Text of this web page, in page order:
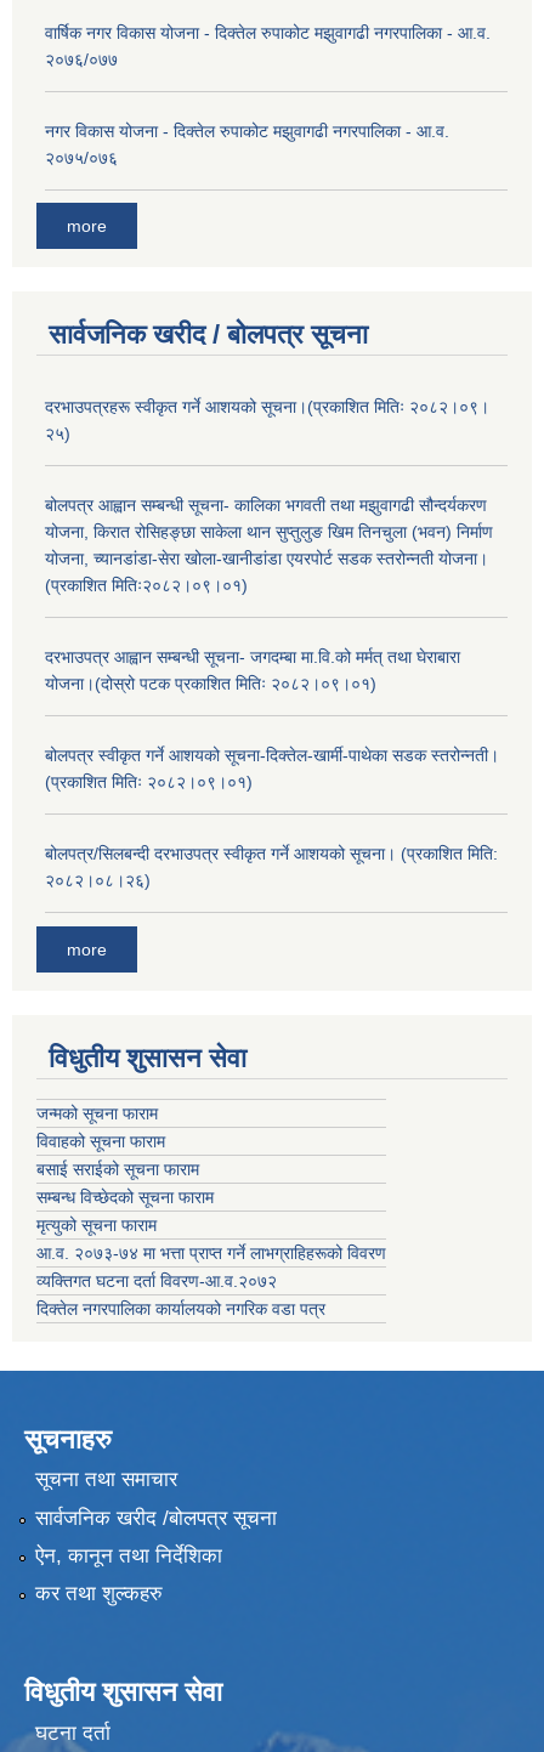
वार्षिक नगर विकास योजना - दिक्तेल रुपाकोट मझुवागढी नगरपालिका - आ.व.
२०७६/०७७
नगर विकास योजना - दिक्तेल रुपाकोट मझुवागढी नगरपालिका - आ.व.
२०७५/०७६
more
सार्वजनिक खरीद / बोलपत्र सूचना
दरभाउपत्रहरू स्वीकृत गर्ने आशयको सूचना।(प्रकाशित मितिः २०८२।०९।
२५)
बोलपत्र आह्वान सम्बन्धी सूचना- कालिका भगवती तथा मझुवागढी सौन्दर्यकरण
योजना, किरात रोसिहङ्छा साकेला थान सुप्तुलुङ खिम तिनचुला (भवन) निर्माण
योजना, च्यानडांडा-सेरा खोला-खानीडांडा एयरपोर्ट सडक स्तरोन्नती योजना।
(प्रकाशित मितिः२०८२।०९।०१)
दरभाउपत्र आह्वान सम्बन्धी सूचना- जगदम्बा मा.वि.को मर्मत् तथा घेराबारा
योजना।(दोस्रो पटक प्रकाशित मितिः २०८२।०९।०१)
बोलपत्र स्वीकृत गर्ने आशयको सूचना-दिक्तेल-खार्मी-पाथेका सडक स्तरोन्नती।
(प्रकाशित मितिः २०८२।०९।०१)
बोलपत्र/सिलबन्दी दरभाउपत्र स्वीकृत गर्ने आशयको सूचना। (प्रकाशित मिति:
२०८२।०८।२६)
more
विधुतीय शुसासन सेवा
जन्मको सूचना फाराम
विवाहको सूचना फाराम
बसाई सराईको सूचना फाराम
सम्बन्ध विच्छेदको सूचना फाराम
मृत्युको सूचना फाराम
आ.व. २०७३-७४ मा भत्ता प्राप्त गर्ने लाभग्राहिहरूको विवरण
व्यक्तिगत घटना दर्ता विवरण-आ.व.२०७२
दिक्तेल नगरपालिका कार्यालयको नगरिक वडा पत्र
सूचनाहरु
सूचना तथा समाचार
सार्वजनिक खरीद /बोलपत्र सूचना
ऐन, कानून तथा निर्देशिका
कर तथा शुल्कहरु
विधुतीय शुसासन सेवा
घटना दर्ता